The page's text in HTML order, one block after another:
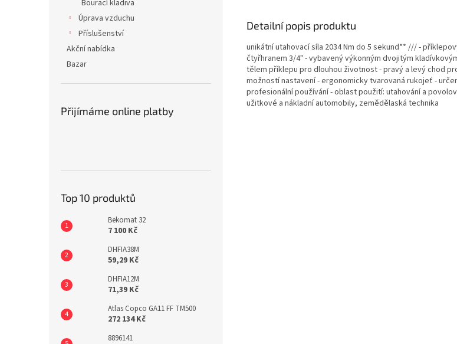
Bourací kladiva
Úprava vzduchu
Příslušenství
Akční nabídka
Bazar
Přijímáme online platby
Top 10 produktů
Bekomat 32
7 100 Kč
DHFIA38M
59,29 Kč
DHFIA12M
71,39 Kč
Atlas Copco GA11 FF TM500
272 134 Kč
8896141
Detailní popis produktu
unikátní utahovací síla 2034 Nm do 5 sekund** /// -
čtyřhranem 3/4" - vybavený výkonným dvojitým
tělem příklepu pro dlouhou životnost - pravý a levý chod
možností nastavení - ergonomicky tvarovaná rukojeť -
profesionální používání - oblast použití: utahování a
užitkové a nákladní automobily, zemědělaská technika